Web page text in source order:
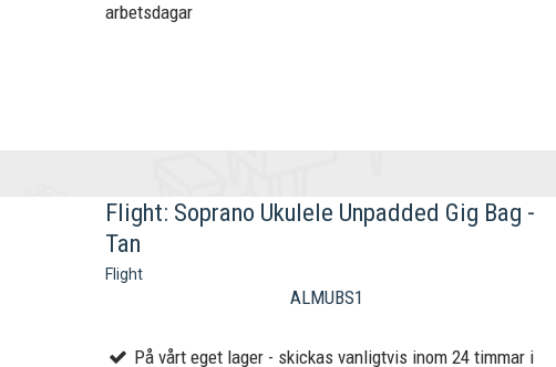
arbetsdagar
Flight: Soprano Ukulele Unpadded Gig Bag -
Tan
Flight
ALMUBS1
På vårt eget lager - skickas vanligtvis inom 24 timmar i